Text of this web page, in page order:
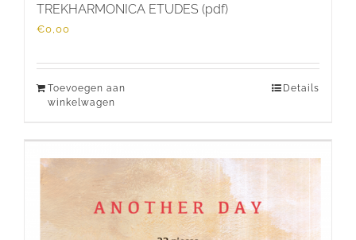
TREKHARMONICA ETUDES (pdf)
€0,00
Toevoegen aan
winkelwagen
Details